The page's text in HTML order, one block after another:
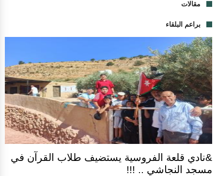
مقالات
براعم البلقاء
&نادي قلعة الفروسية يستضيف طلاب القرآن في
مسجد النجاشي .. !!!